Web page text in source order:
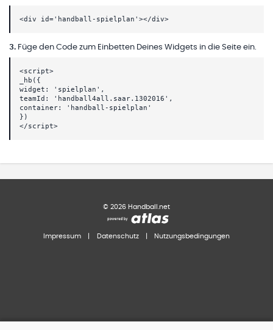
<div id='handball-spielplan'></div>
3. Füge den Code zum Einbetten Deines Widgets in die Seite ein.
<script>
_hb({
widget: 'spielplan',
teamId: 'handball4all.saar.1302016',
container: 'handball-spielplan'
})
</script>
© 2026 Handball.net
Impressum Datenschutz Nutzungsbedingungen